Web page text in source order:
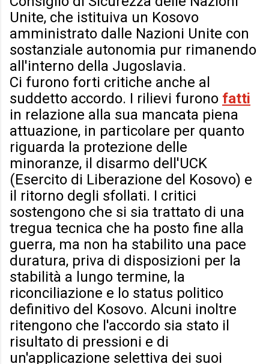
Unite, che istituiva un Kosovo
amministrato dalle Nazioni Unite con
sostanziale autonomia pur rimanendo
all'interno della Jugoslavia.
Ci furono forti critiche anche al
suddetto accordo. I rilievi furono fatti
in relazione alla sua mancata piena
attuazione, in particolare per quanto
riguarda la protezione delle
minoranze, il disarmo dell'UCK
(Esercito di Liberazione del Kosovo) e
il ritorno degli sfollati. I critici
sostengono che si sia trattato di una
tregua tecnica che ha posto fine alla
guerra, ma non ha stabilito una pace
duratura, priva di disposizioni per la
stabilità a lungo termine, la
riconciliazione e lo status politico
definitivo del Kosovo. Alcuni inoltre
ritengono che l'accordo sia stato il
risultato di pressioni e di
un'applicazione selettiva dei suoi